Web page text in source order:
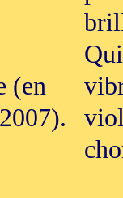
(en